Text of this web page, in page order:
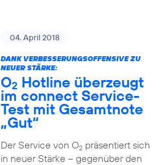
04. April 2018
DANK VERBESSERUNGSOFFENSIVE ZU
NEUER STÄRKE:
O2 Hotline überzeugt
im connect Service-
Test mit Gesamtnote
„Gut“
Der Service von O2präsentiert sich
in neuer Stärke – gegenüber den